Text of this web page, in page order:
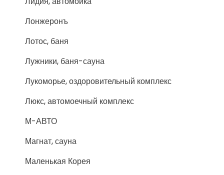
Лонжеронъ
Лотос, баня
Лужники, баня-сауна
Лукоморье, оздоровительный комплекс
Люкс, автомоечный комплекс
М-АВТО
Магнат, сауна
Маленькая Корея